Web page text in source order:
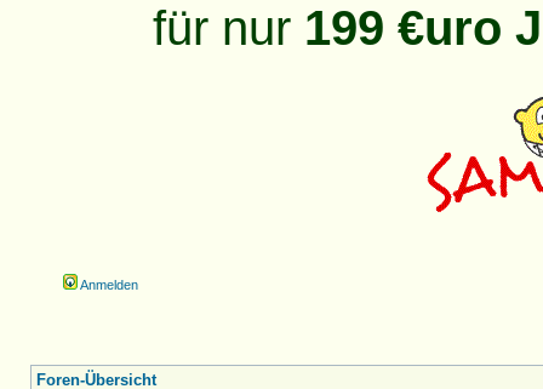
für nur 199 €uro
Anmelden
Foren-Übersicht